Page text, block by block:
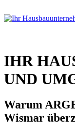
IHR
UND
Warum
Wismar